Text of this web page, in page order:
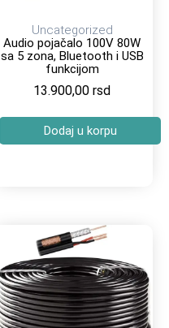
Uncategorized
Audio pojačalo 100V 80W
sa 5 zona, Bluetooth i USB
funkcijom
13.900,00 rsd
Dodaj u korpu